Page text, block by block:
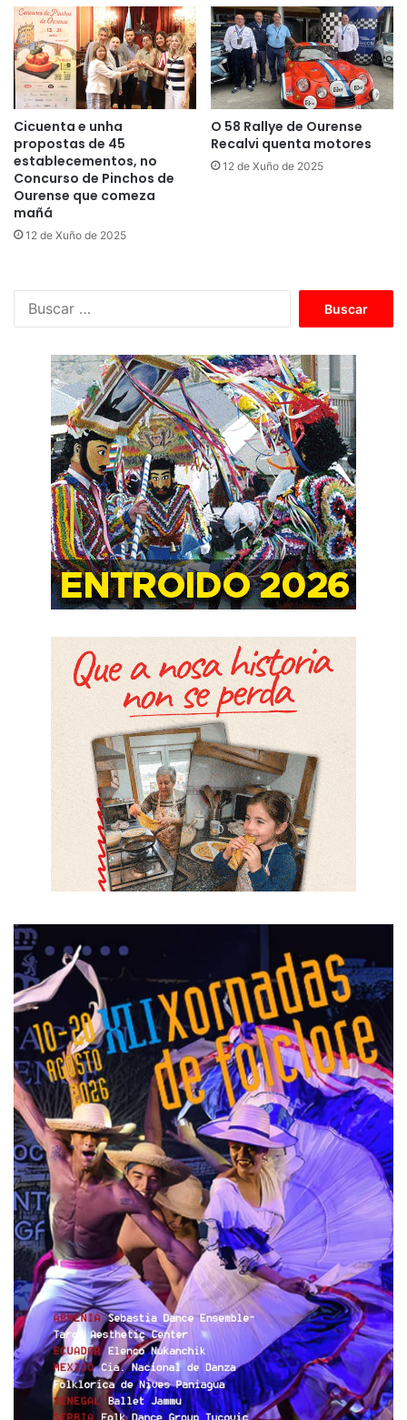
Cicuenta e unha
propostas de 45
establecementos, no
Concurso de Pinchos de
Ourense que comeza
mañá
12 de Xuño de 2025
O 58 Rallye de Ourense
Recalvi quenta motores
12 de Xuño de 2025
c
a
r
: